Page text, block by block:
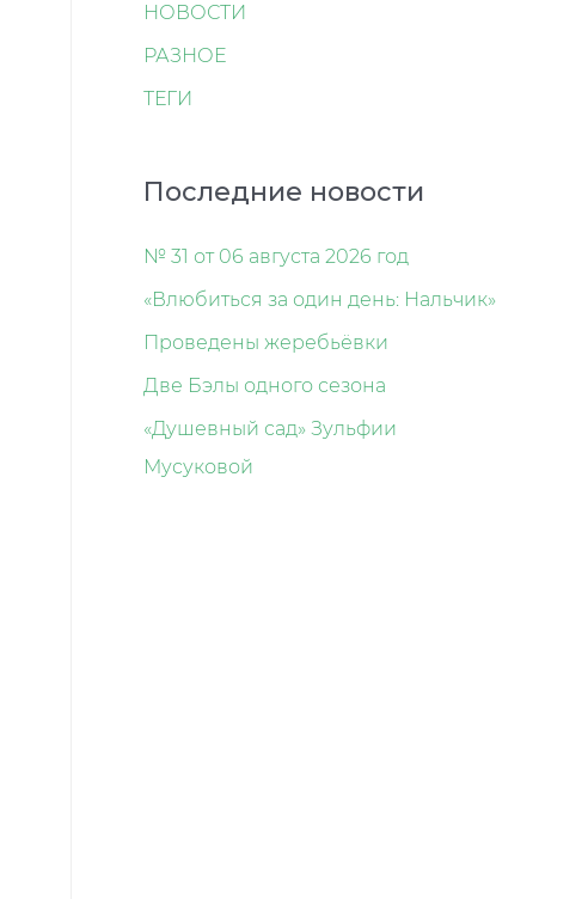
НОВОСТИ
РАЗНОЕ
ТЕГИ
Последние новости
№ 31 от 06 августа 2026 год
«Влюбиться за один день: Нальчик»
Проведены жеребьёвки
Две Бэлы одного сезона
«Душевный сад» Зульфии
Мусуковой